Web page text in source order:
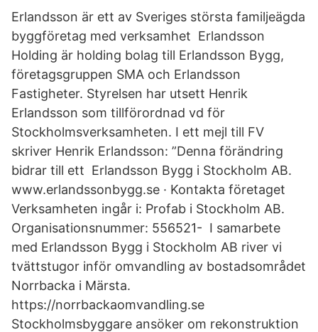
Erlandsson är ett av Sveriges största familjeägda
byggföretag med verksamhet Erlandsson
Holding är holding bolag till Erlandsson Bygg,
företagsgruppen SMA och Erlandsson
Fastigheter. Styrelsen har utsett Henrik
Erlandsson som tillförordnad vd för
Stockholmsverksamheten. I ett mejl till FV
skriver Henrik Erlandsson: ”Denna förändring
bidrar till ett Erlandsson Bygg i Stockholm AB.
www.erlandssonbygg.se · Kontakta företaget
Verksamheten ingår i: Profab i Stockholm AB.
Organisationsnummer: 556521- I samarbete
med Erlandsson Bygg i Stockholm AB river vi
tvättstugor inför omvandling av bostadsområdet
Norrbacka i Märsta.
https://norrbackaomvandling.se
Stockholmsbyggare ansöker om rekonstruktion